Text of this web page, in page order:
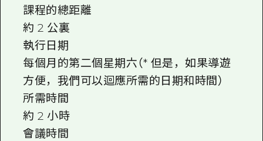
課程的總距離
約 2 公裏
執行日期
每個月的第二個星期六（* 但是，如果導遊
方便，我們可以迴應所需的日期和時間）
所需時間
約 2 小時
會議時間